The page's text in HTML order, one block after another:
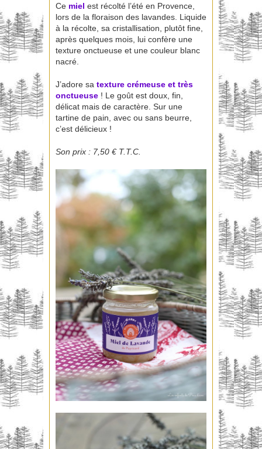
Ce miel est récolté l’été en Provence,
lors de la floraison des lavandes. Liquide
à la récolte, sa cristallisation, plutôt fine,
après quelques mois, lui confère une
texture onctueuse et une couleur blanc
nacré.
J’adore sa texture crémeuse et très
onctueuse ! Le goût est doux, fin,
délicat mais de caractère. Sur une
tartine de pain, avec ou sans beurre,
c’est délicieux !
Son prix : 7,50 € T.T.C.